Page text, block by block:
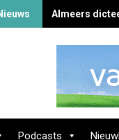
Almeers
Podcasts